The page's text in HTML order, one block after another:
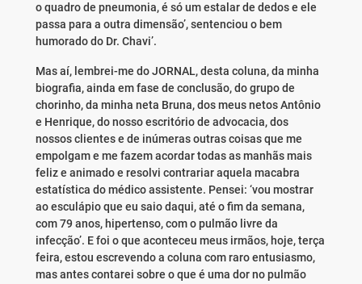
o quadro de pneumonia, é só um estalar de dedos e ele
passa para a outra dimensão’, sentenciou o bem
humorado do Dr. Chavi’.
Mas aí, lembrei-me do JORNAL, desta coluna, da minha
biografia, ainda em fase de conclusão, do grupo de
chorinho, da minha neta Bruna, dos meus netos Antônio
e Henrique, do nosso escritório de advocacia, dos
nossos clientes e de inúmeras outras coisas que me
empolgam e me fazem acordar todas as manhãs mais
feliz e animado e resolvi contrariar aquela macabra
estatística do médico assistente. Pensei: ‘vou mostrar
ao esculápio que eu saio daqui, até o fim da semana,
com 79 anos, hipertenso, com o pulmão livre da
infecção’. E foi o que aconteceu meus irmãos, hoje, terça
feira, estou escrevendo a coluna com raro entusiasmo,
mas antes contarei sobre o que é uma dor no pulmão